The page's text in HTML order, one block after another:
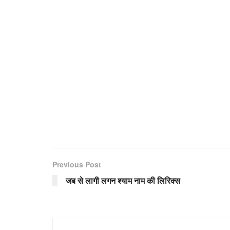
Previous Post
जब से लागी लगन श्याम नाम की लिरिक्स